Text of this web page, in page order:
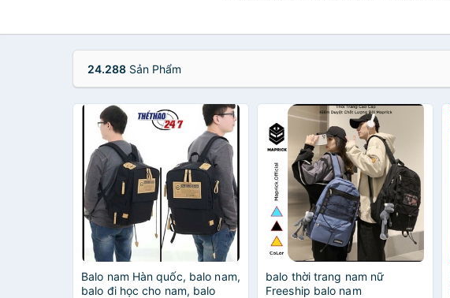
24.288 Sản Phẩm
Balo nam Hàn quốc, balo nam,
balo đi học cho nam, balo
balo thời trang nam nữ
Freeship balo nam